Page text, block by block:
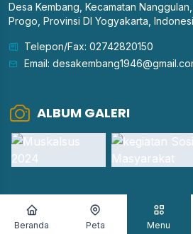
Beranda Peta Menu
Desa Kembang, Kecamatan
Progo, Provinsi DI Yogyakarta,
Telepon/Fax: 02742820150
Email:
ALBUM GALERI
Hak cipta © 2026 - Pemerintah
2607.0.0
OpenDesa|